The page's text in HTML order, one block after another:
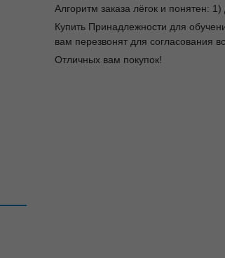
Алгоритм заказа лёгок и понятен:
Купить Принадлежности для
вам перезвонят для согласования
Отличных вам покупок!